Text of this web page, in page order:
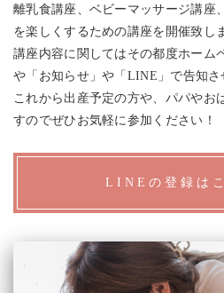
離乳食講座、ベビーマッサージ講座
を楽しくするための講座を開催致し
講座内容に関してはその都度ホーム
や「お知らせ」や「LINE」で告知さ
これから出産予定の方や、パパやお
すのでぜひお気軽に参加ください！
LINEの登録は